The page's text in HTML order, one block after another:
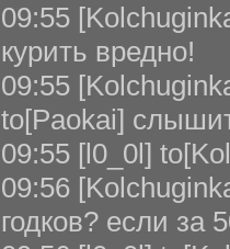
09:55
курить вредно!
09:55
to[Paokai]
09:55 [l0_0l]
09:56
годков? если за